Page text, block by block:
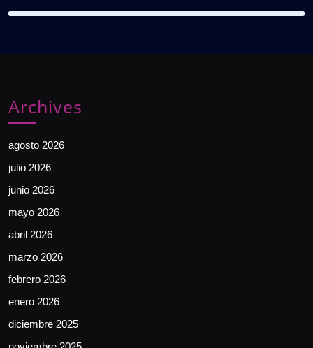
Archives
agosto 2026
julio 2026
junio 2026
mayo 2026
abril 2026
marzo 2026
febrero 2026
enero 2026
diciembre 2025